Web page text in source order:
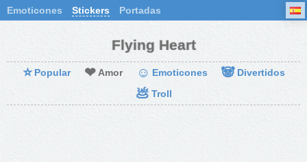
Emoticones Stickers Portadas
Flying Heart
⭐ Popular ❤ Amor ☺ Emoticones 🐼 Divertidos
💩 Troll